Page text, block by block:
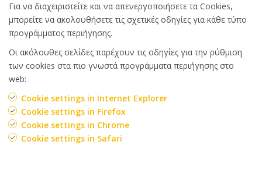
Για να διαχειριστείτε και να απενεργοποιήσετε τα Cookies,
μπορείτε να ακολουθήσετε τις σχετικές οδηγίες για κάθε τύπο
προγράμματος περιήγησης.
Οι ακόλουθες σελίδες παρέχουν τις οδηγίες για την ρύθμιση
των cookies στα πιο γνωστά προγράμματα περιήγησης στο
web:
Cookie settings in Internet Explorer
Cookie settings in Firefox
Cookie settings in Chrome
Cookie settings in Safari